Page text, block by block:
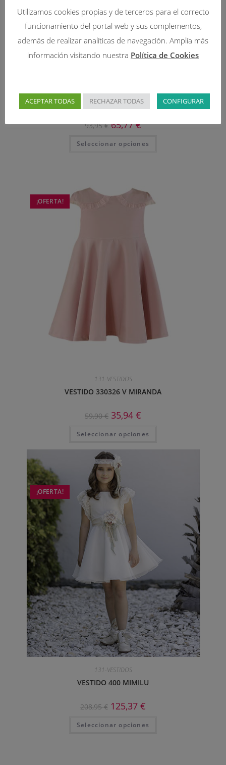
VESTIDO NIÑA 23015 ATELIER DE CANDELA
93,95€ 65,77€
Seleccionar opciones
¡OFERTA!
131-VESTIDOS
VESTIDO 330326 V MIRANDA
59,90€ 35,94 €
Seleccionar opciones
¡OFERTA!
131-VESTIDOS
VESTIDO 400 MIMILU
208,95€ 125,37 €
Seleccionar opciones
Utilizamos cookies propias y de terceros para el correcto
funcionamiento del portal web y sus complementos,
además de realizar analíticas de navegación. Amplía más
información visitando nuestra Política de Cookies
ACEPTAR TODAS RECHAZAR TODAS CONFIGURAR